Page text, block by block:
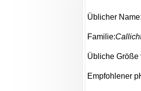
Üblicher
Familie:
Übliche Größe
Empfohlener